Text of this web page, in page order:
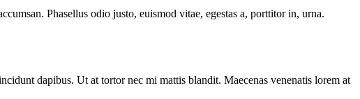
Phasellus odio justo, euismod vitae, egestas a, porttitor in, urna.
dapibus. Ut at tortor nec mi mattis blandit. Maecenas venenatis lorem at